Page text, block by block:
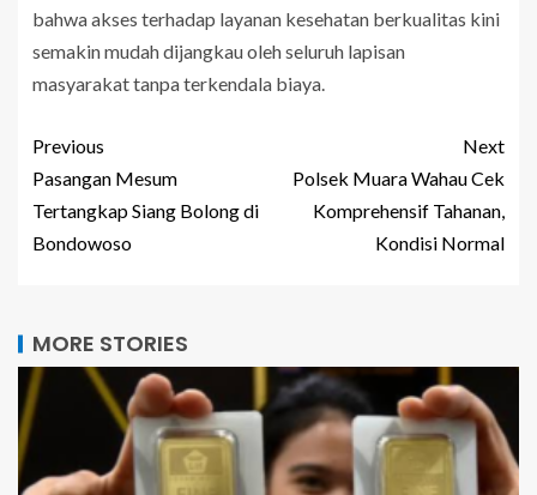
bahwa akses terhadap layanan kesehatan berkualitas kini
semakin mudah dijangkau oleh seluruh lapisan
masyarakat tanpa terkendala biaya.
Previous
Pasangan Mesum
Tertangkap Siang Bolong di
Bondowoso
Next
Polsek Muara Wahau Cek
Komprehensif Tahanan,
Kondisi Normal
MORE STORIES